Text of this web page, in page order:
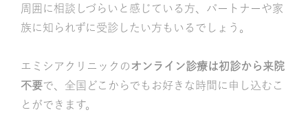
周囲に相談しづらいと感じている方、パートナーや家
族に知られずに受診したい方もいるでしょう。
エミシアクリニックのオンライン診療は初診から来院
不要で、全国どこからでもお好きな時間に申し込むこ
とができます。